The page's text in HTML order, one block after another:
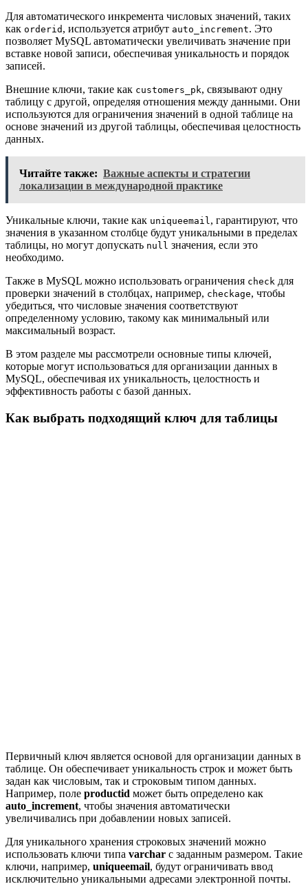
Для автоматического инкремента числовых значений, таких
как orderid , используется атрибут auto_increment. Это
позволяет MySQL автоматически увеличивать значение при
вставке новой записи, обеспечивая уникальность и порядок
записей.
Внешние ключи, такие как customers_pk, связывают одну
таблицу с другой, определяя отношения между данными. Они
используются для ограничения значений в одной таблице на
основе значений из другой таблицы, обеспечивая целостность
данных.
Читайте также: Важные аспекты и стратегии
локализации в международной практике
Уникальные ключи, такие как uniqueemail, гарантируют, что
значения в указанном столбце будут уникальными в пределах
таблицы, но могут допускать null значения, если это
необходимо.
Также в MySQL можно использовать ограничения check для
проверки значений в столбцах, например, checkage, чтобы
убедиться, что числовые значения соответствуют
определенному условию, такому как минимальный или
максимальный возраст.
В этом разделе мы рассмотрели основные типы ключей,
которые могут использоваться для организации данных в
MySQL, обеспечивая их уникальность, целостность и
эффективность работы с базой данных.
Как выбрать подходящий ключ для таблицы
Первичный ключ является основой для организации данных в
таблице. Он обеспечивает уникальность строк и может быть
задан как числовым, так и строковым типом данных.
Например, поле productid может быть определено как
auto_increment, чтобы значения автоматически
увеличивались при добавлении новых записей.
Для уникального хранения строковых значений можно
использовать ключи типа varchar с заданным размером. Такие
ключи, например, uniqueemail, будут ограничивать ввод
исключительно уникальными адресами электронной почты.